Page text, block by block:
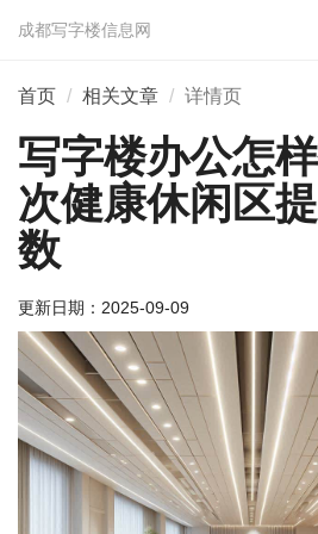
成都写字楼信息网
首页 相关文章 详情页
写字楼办公怎
次健康休闲区
数
更新日期： 2025-09-09